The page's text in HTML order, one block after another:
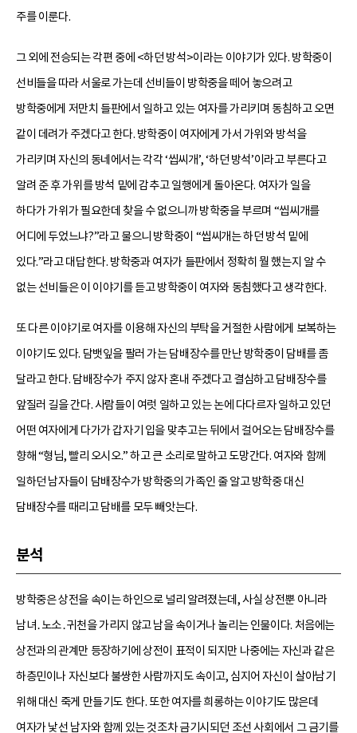
주를 이룬다.
그 외에 전승되는 각편 중에 <하던 방석>이라는 이야기가 있다. 방학중이
선비들을 따라 서울로 가는데 선비들이 방학중을 떼어 놓으려고
방학중에게 저만치 들판에서 일하고 있는 여자를 가리키며 동침하고 오면
같이 데려가 주겠다고 한다. 방학중이 여자에게 가서 가위와 방석을
가리키며 자신의 동네에서는 각각 ‘씹씨개’, ‘하던 방석’이라고 부른다고
알려 준 후 가위를 방석 밑에 감추고 일행에게 돌아온다. 여자가 일을
하다가 가위가 필요한데 찾을 수 없으니까 방학중을 부르며 “씹씨개를
어디에 두었느냐?”라고 물으니 방학중이 “씹씨개는 하던 방석 밑에
있다.”라고 대답한다. 방학중과 여자가 들판에서 정확히 뭘 했는지 알 수
없는 선비들은 이 이야기를 듣고 방학중이 여자와 동침했다고 생각한다.
또 다른 이야기로 여자를 이용해 자신의 부탁을 거절한 사람에게 보복하는
이야기도 있다. 담뱃잎을 팔러 가는 담배장수를 만난 방학중이 담배를 좀
달라고 한다. 담배장수가 주지 않자 혼내 주겠다고 결심하고 담배장수를
앞질러 길을 간다. 사람들이 여럿 일하고 있는 논에 다다르자 일하고 있던
어떤 여자에게 다가가 갑자기 입을 맞추고는 뒤에서 걸어오는 담배장수를
향해 “형님, 빨리 오시오.” 하고 큰 소리로 말하고 도망간다. 여자와 함께
일하던 남자들이 담배장수가 방학중의 가족인 줄 알고 방학중 대신
담배장수를 때리고 담배를 모두 빼앗는다.
분석
방학중은 상전을 속이는 하인으로 널리 알려졌는데, 사실 상전뿐 아니라
남녀․노소․귀천을 가리지 않고 남을 속이거나 놀리는 인물이다. 처음에는
상전과의 관계만 등장하기에 상전이 표적이 되지만 나중에는 자신과 같은
하층민이나 자신보다 불쌍한 사람까지도 속이고, 심지어 자신이 살아남기
위해 대신 죽게 만들기도 한다. 또한 여자를 희롱하는 이야기도 많은데
여자가 낯선 남자와 함께 있는 것조차 금기시되던 조선 사회에서 그 금기를